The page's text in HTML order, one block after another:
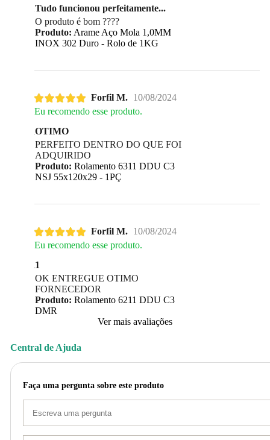
Tudo funcionou perfeitamente...
O produto é bom ????
Produto: Arame Aço Mola 1,0MM
INOX 302 Duro - Rolo de 1KG
Forfil M.
10/08/2024
Eu recomendo esse produto.
OTIMO
PERFEITO DENTRO DO QUE FOI
ADQUIRIDO
Produto: Rolamento 6311 DDU C3
NSJ 55x120x29 - 1PÇ
Forfil M.
10/08/2024
Eu recomendo esse produto.
1
OK ENTREGUE OTIMO
FORNECEDOR
Produto: Rolamento 6211 DDU C3
DMR
Ver mais avaliações
Central de Ajuda
Faça uma pergunta sobre este produto